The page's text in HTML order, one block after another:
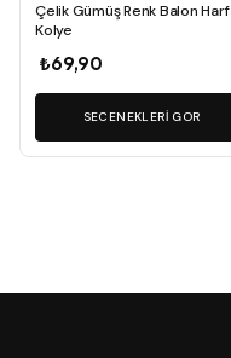
Çelik Gümüş Renk Balon Harf
Kolye
₺69,90
SECENEKLERI GOR